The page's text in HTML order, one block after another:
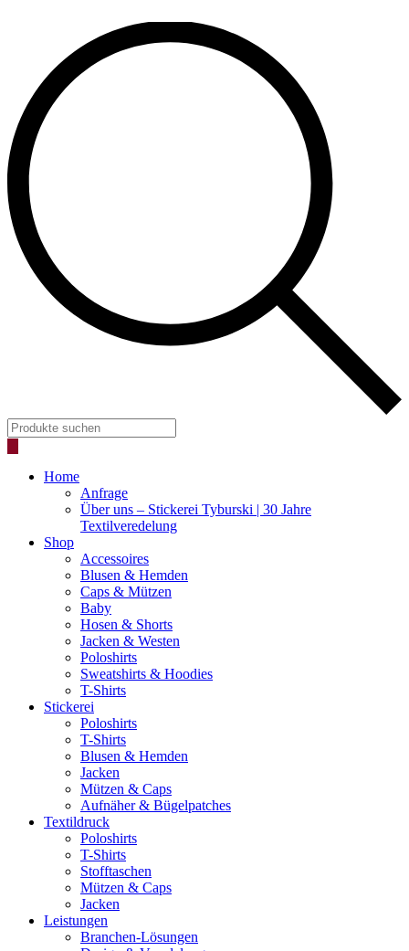
Products
search
Home
Anfrage
Über uns – Stickerei Tyburski | 30 Jahre
Textilveredelung
Shop
Accessoires
Blusen & Hemden
Caps & Mützen
Baby
Hosen & Shorts
Jacken & Westen
Poloshirts
Sweatshirts & Hoodies
T-Shirts
Stickerei
Poloshirts
T-Shirts
Blusen & Hemden
Jacken
Mützen & Caps
Aufnäher & Bügelpatches
Textildruck
Poloshirts
T-Shirts
Stofftaschen
Mützen & Caps
Jacken
Leistungen
Branchen-Lösungen